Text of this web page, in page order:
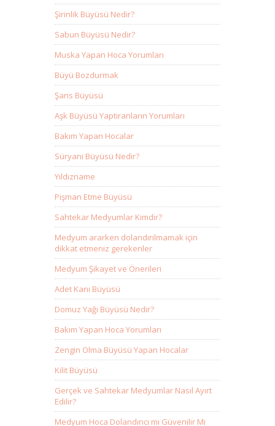
Şirinlik Büyüsü Nedir?
Sabun Büyüsü Nedir?
Muska Yapan Hoca Yorumları
Büyü Bozdurmak
Şans Büyüsü
Aşk Büyüsü Yaptıranların Yorumları
Bakım Yapan Hocalar
Süryani Büyüsü Nedir?
Yıldızname
Pişman Etme Büyüsü
Sahtekar Medyumlar Kimdir?
Medyum ararken dolandırılmamak için
dikkat etmeniz gerekenler
Medyum Şikayet ve Önerileri
Adet Kanı Büyüsü
Domuz Yağı Büyüsü Nedir?
Bakım Yapan Hoca Yorumları
Zengin Olma Büyüsü Yapan Hocalar
Kilit Büyüsü
Gerçek ve Sahtekar Medyumlar Nasıl Ayırt
Edilir?
Medyum Hoca Dolandırıcı mı Güvenilir Mi